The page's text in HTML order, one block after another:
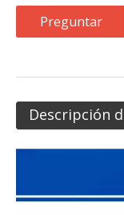
Preguntar
Descripción